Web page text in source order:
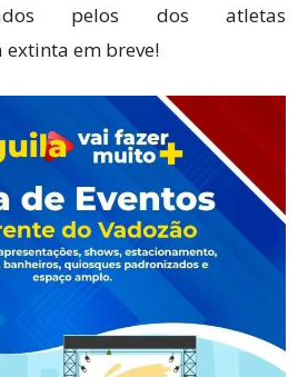
pelos dos atletas
extinta em breve!